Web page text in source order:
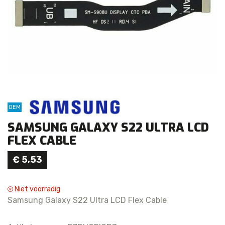
OEM
SAMSUNG GALAXY S22 ULTRA LCD
FLEX CABLE
€ 5,53
Niet voorradig
Samsung Galaxy S22 Ultra LCD Flex Cable